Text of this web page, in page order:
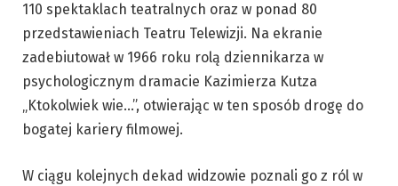
110 spektaklach teatralnych oraz w ponad 80
przedstawieniach Teatru Telewizji. Na ekranie
zadebiutował w 1966 roku rolą dziennikarza w
psychologicznym dramacie Kazimierza Kutza
„Ktokolwiek wie…”, otwierając w ten sposób drogę do
bogatej kariery filmowej.
W ciągu kolejnych dekad widzowie poznali go z ról w